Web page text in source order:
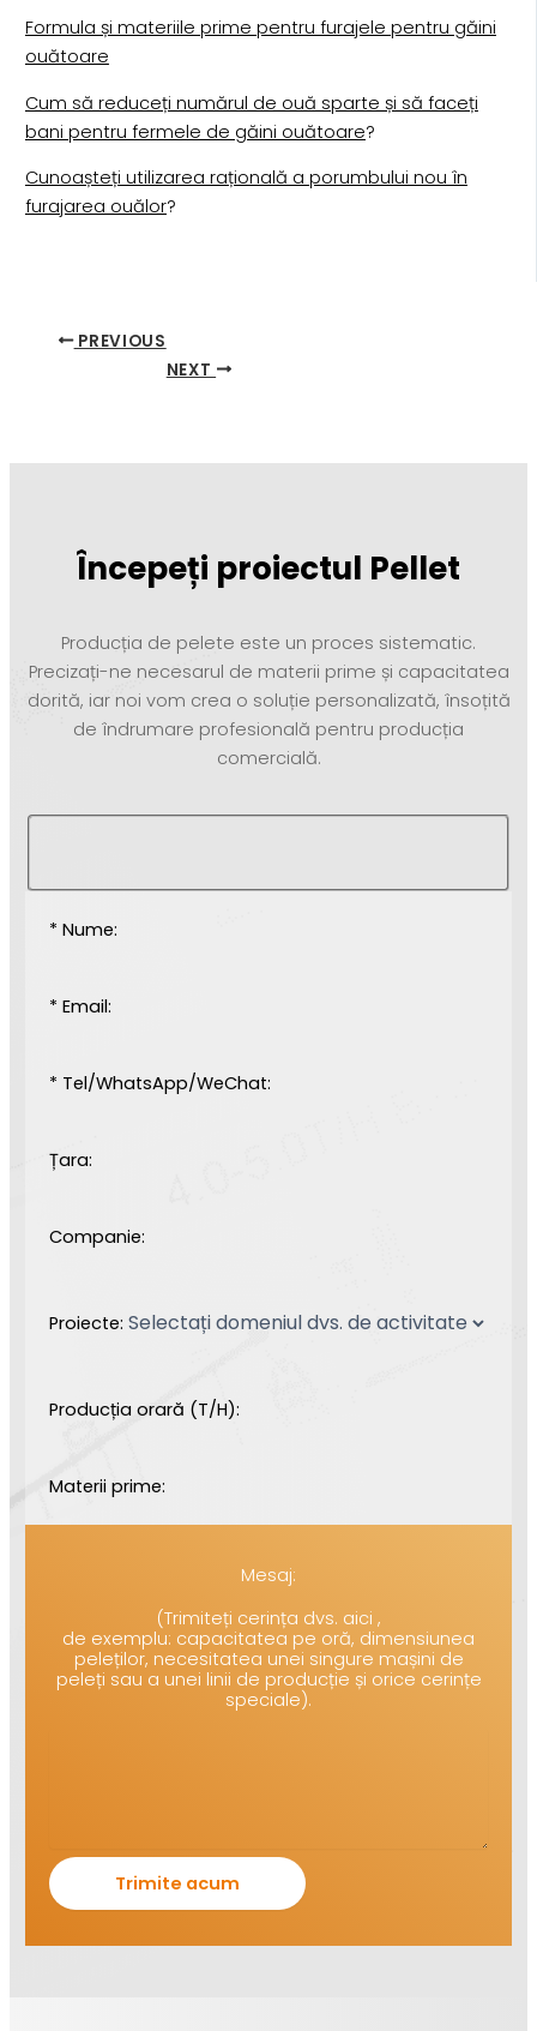
Formula și materiile prime pentru furajele pentru găini
ouătoare
Cum să reduceți numărul de ouă sparte și să faceți
bani pentru fermele de găini ouătoare?
Cunoașteți utilizarea rațională a porumbului nou în
furajarea ouălor?
PREVIOUS
NEXT
Începeți proiectul Pellet
Producția de pelete este un proces sistematic.
Precizați-ne necesarul de materii prime și capacitatea
dorită, iar noi vom crea o soluție personalizată, însoțită
de îndrumare profesională pentru producția
comercială.
* Nume:
* Email:
* Tel/WhatsApp/WeChat:
Țara:
Companie:
Proiecte:
Producția orară (T/H):
Materii prime:
Mesaj:
(Trimiteți cerința dvs. aici ,
de exemplu: capacitatea pe oră, dimensiunea
peleților, necesitatea unei singure mașini de
peleți sau a unei linii de producție și orice cerințe
speciale).